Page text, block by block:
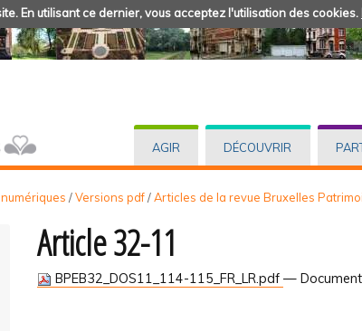
En utilisant ce dernier, vous acceptez l'utilisation des cookies.
AGIR DÉCOUVRIR
/Versions pdf/Articles de la revue Bruxelles
Article 32-11
BPEB32_DOS11_114-115_FR_LR.pdf —